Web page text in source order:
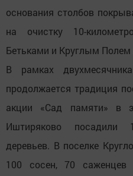
основания столбов
на очистку 10-
Бетьками и Круглым Полем
В рамках
продолжается традиция
акции «Сад памяти» в
Иштиряково посадили
деревьев. В поселке
100 сосен, 70